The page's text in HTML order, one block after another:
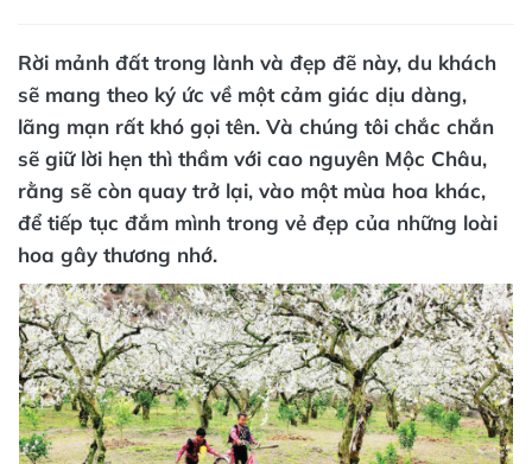
Rời mảnh đất trong lành và đẹp đẽ này, du khách
sẽ mang theo ký ức về một cảm giác dịu dàng,
lãng mạn rất khó gọi tên. Và chúng tôi chắc chắn
sẽ giữ lời hẹn thì thầm với cao nguyên Mộc Châu,
rằng sẽ còn quay trở lại, vào một mùa hoa khác,
để tiếp tục đắm mình trong vẻ đẹp của những loài
hoa gây thương nhớ.